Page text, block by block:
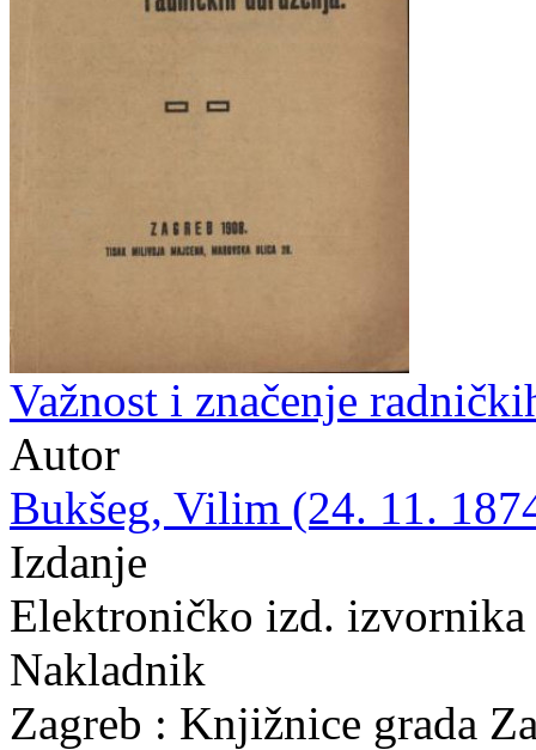
Važnost i značenje
Autor
Bukšeg, Vilim (24. 11.
Izdanje
Elektroničko izd.
Nakladnik
Zagreb : Knjižnice grada